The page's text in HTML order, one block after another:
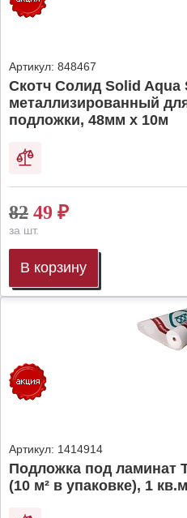
Артикул: 848467
Скотч Солид Solid Aqua
металлизированный
подложки, 48мм х 10м
82 49 ₽
за шт.
В корзину
Артикул: 1414914
Подложка под ламинат
(10 м² в упаковке), 1